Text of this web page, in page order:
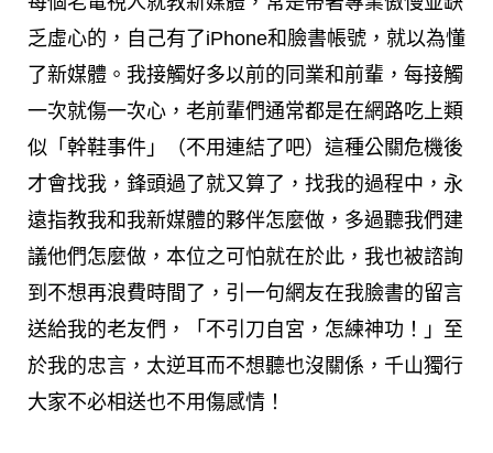
乏虛心的，自己有了iPhone和臉書帳號，就以為懂
了新媒體。我接觸好多以前的同業和前輩，每接觸
一次就傷一次心，老前輩們通常都是在網路吃上類
似「幹鞋事件」（不用連結了吧）這種公關危機後
才會找我，鋒頭過了就又算了，找我的過程中，永
遠指教我和我新媒體的夥伴怎麼做，多過聽我們建
議他們怎麼做，本位之可怕就在於此，我也被諮詢
到不想再浪費時間了，引一句網友在我臉書的留言
送給我的老友們，「不引刀自宮，怎練神功！」至
於我的忠言，太逆耳而不想聽也沒關係，千山獨行
大家不必相送也不用傷感情！